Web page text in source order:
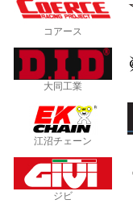
コアース
大同工業
江沼チェーン
ジビ